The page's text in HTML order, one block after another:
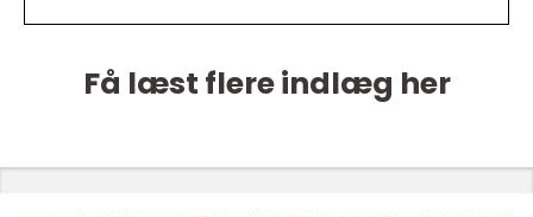
Få læst flere indlæg her